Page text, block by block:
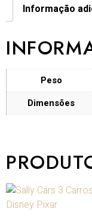
Informação
Peso
Dimensões